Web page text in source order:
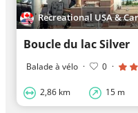
Recreational USA &
Boucle du lac Silver
Balade à vélo · 0 ·
2,86 km 15 m